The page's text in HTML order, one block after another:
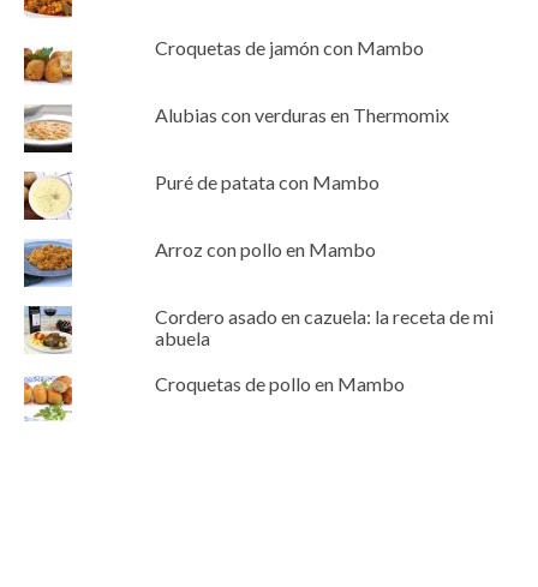
Croquetas de jamón con Mambo
Alubias con verduras en Thermomix
Puré de patata con Mambo
Arroz con pollo en Mambo
Cordero asado en cazuela: la receta de mi
abuela
Croquetas de pollo en Mambo